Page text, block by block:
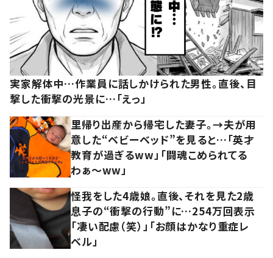
実家解体中…作業員に話しかけられた男性。直後、目
撃した衝撃の光景に…「えっ」
里帰り出産から帰宅した妻子。→夫が用
意した“ベビーベッド”を見ると…「英才
教育が過ぎるww」「闘魂こめられてる
わぁ～ww」
怪我をした4歳娘。直後、それを見た2歳
息子の“衝撃の行動”に…254万回表示
「凄い配慮（笑）」「お顔はかなり重症レ
ベル」